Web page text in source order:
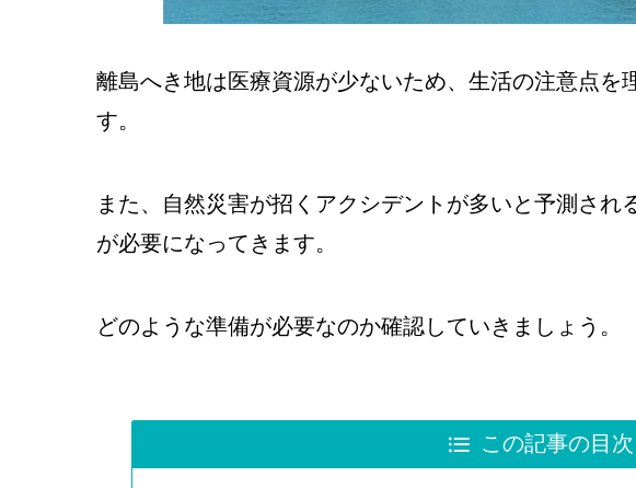
離島へき地は医療資源が少ないため、生活の注意点を
す。
また、自然災害が招くアクシデントが多いと予測され
が必要になってきます。
どのような準備が必要なのか確認していきましょう。
この記事の目次